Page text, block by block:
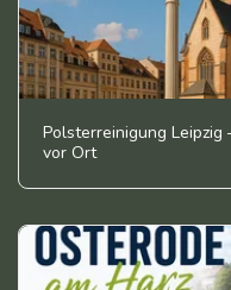
Polsterreinigung Leipzig
vor Ort